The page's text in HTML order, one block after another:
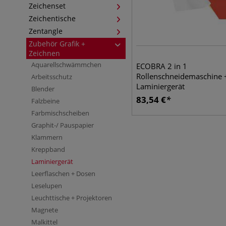
Zeichenset
Zeichentische
Zentangle
Zubehör Grafik +
Zeichnen
Aquarellschwämmchen
Arbeitsschutz
Blender
Falzbeine
Farbmischscheiben
Graphit-/ Pauspapier
Klammern
Kreppband
Laminiergerät
Leerflaschen + Dosen
Leselupen
Leuchttische + Projektoren
Magnete
Malkittel
ECOBRA 2 in 1
Rollenschneidemaschine
Laminiergerät
83,54€